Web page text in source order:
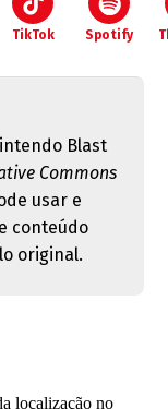
TikTok Spotify
Blast
Commons
usar e
conteúdo
original.